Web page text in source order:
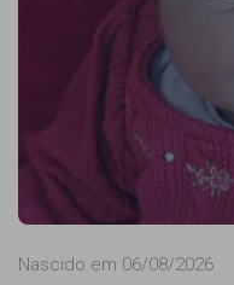
Nascido em 06/08/2026